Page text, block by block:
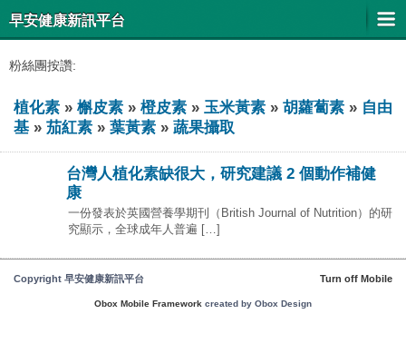
早安健康新訊平台
粉絲團按讚:
植化素 » 槲皮素 » 橙皮素 » 玉米黃素 » 胡蘿蔔素 » 自由
基 » 茄紅素 » 葉黃素 » 蔬果攝取
台灣人植化素缺很大，研究建議 2 個動作補健
康
一份發表於英國營養學期刊（British Journal of Nutrition）的研
究顯示，全球成年人普遍 […]
Copyright 早安健康新訊平台 Turn off Mobile
Obox Mobile Framework created by Obox Design